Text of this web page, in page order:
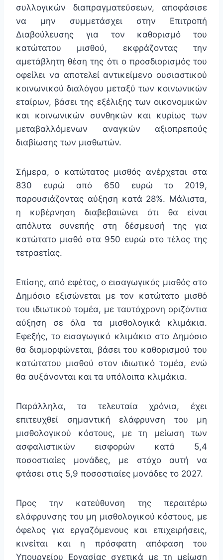
συλλογικών διαπραγματεύσεων, αποφάσισε
να μην συμμετάσχει στην Επιτροπή
Διαβούλευσης για τον καθορισμό του
κατώτατου μισθού, εκφράζοντας την
αμετάβλητη θέση της ότι ο προσδιορισμός του
οφείλει να αποτελεί αντικείμενο ουσιαστικού
κοινωνικού διαλόγου μεταξύ των κοινωνικών
εταίρων, βάσει της εξέλιξης των οικονομικών
και κοινωνικών συνθηκών και κυρίως των
μεταβαλλόμενων αναγκών αξιοπρεπούς
διαβίωσης των μισθωτών.
Σήμερα, ο κατώτατος μισθός ανέρχεται στα
830 ευρώ από 650 ευρώ το 2019,
παρουσιάζοντας αύξηση κατά 28%. Μάλιστα,
η κυβέρνηση διαβεβαιώνει ότι θα είναι
απόλυτα συνεπής στη δέσμευσή της για
κατώτατο μισθό στα 950 ευρώ στο τέλος της
τετραετίας.
Επίσης, από εφέτος, ο εισαγωγικός μισθός στο
Δημόσιο εξισώνεται με τον κατώτατο μισθό
του ιδιωτικού τομέα, με ταυτόχρονη οριζόντια
αύξηση σε όλα τα μισθολογικά κλιμάκια.
Εφεξής, το εισαγωγικό κλιμάκιο στο Δημόσιο
θα διαμορφώνεται, βάσει του καθορισμού του
κατώτατου μισθού στον ιδιωτικό τομέα, ενώ
θα αυξάνονται και τα υπόλοιπα κλιμάκια.
Παράλληλα, τα τελευταία χρόνια, έχει
επιτευχθεί σημαντική ελάφρυνση του μη
μισθολογικού κόστους, με τη μείωση των
ασφαλιστικών εισφορών κατά 5,4
ποσοστιαίες μονάδες, με στόχο αυτή να
φτάσει στις 5,9 ποσοστιαίες μονάδες το 2027.
Προς την κατεύθυνση της περαιτέρω
ελάφρυνσης του μη μισθολογικού κόστους, με
όφελος για εργαζόμενους και επιχειρήσεις,
κινείται και η πρόσφατη απόφαση του
Υπουργείου Εργασίας σχετικά με τη μείωση